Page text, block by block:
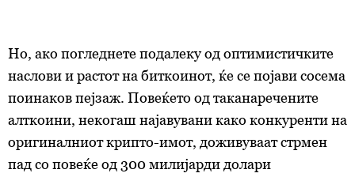
Но, ако погледнете подалеку од оптимистичките
наслови и растот на биткоинот, ќе се појави сосема
поинаков пејзаж. Повеќето од таканаречените
алткоини, некогаш најавувани како конкуренти на
оригиналниот крипто-имот, доживуваат стрмен
пад со повеќе од 300 милијарди долари